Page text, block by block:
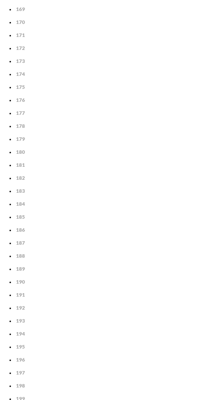
169
170
171
172
173
174
175
176
177
178
179
180
181
182
183
184
185
186
187
188
189
190
191
192
193
194
195
196
197
198
199